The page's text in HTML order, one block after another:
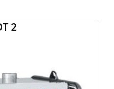
2